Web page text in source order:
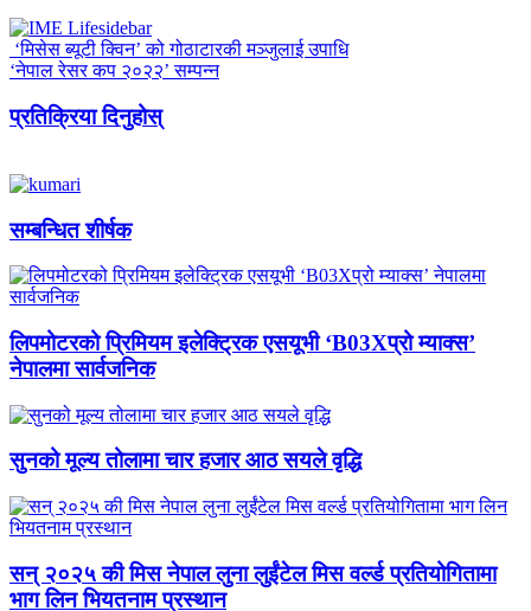
‘मिसेस ब्यूटी क्विन’ को गोठाटारकी मञ्जुलाई उपाधि
‘नेपाल रेसर कप २०२२’ सम्पन्न
प्रतिक्रिया दिनुहोस्
सम्बन्धित शीर्षक
लिपमोटरको प्रिमियम इलेक्ट्रिक एसयूभी ‘B03Xप्रो म्याक्स’
नेपालमा सार्वजनिक
सुनको मूल्य तोलामा चार हजार आठ सयले वृद्धि
सन् २०२५ की मिस नेपाल लुना लुईंटेल मिस वर्ल्ड प्रतियोगितामा
भाग लिन भियतनाम प्रस्थान